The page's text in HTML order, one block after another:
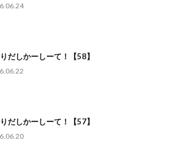
だしかーしーて！【58】
だしかーしーて！【57】